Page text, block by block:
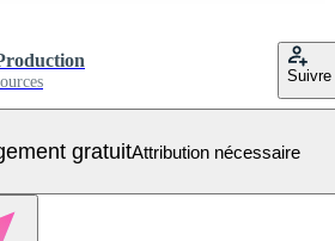
Suivre
gratuitAttribution nécessaire